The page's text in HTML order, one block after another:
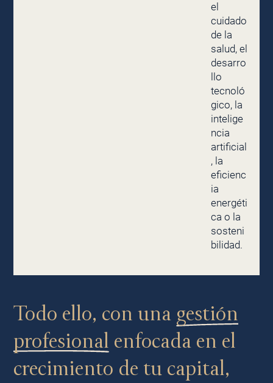
el
cuidado
de la
salud, el
desarro
llo
tecnoló
gico, la
intelige
ncia
artificial
, la
eficienc
ia
energéti
ca o la
sosteni
bilidad.
Todo ello, con una gestión
profesional enfocada en el
crecimiento de tu capital,